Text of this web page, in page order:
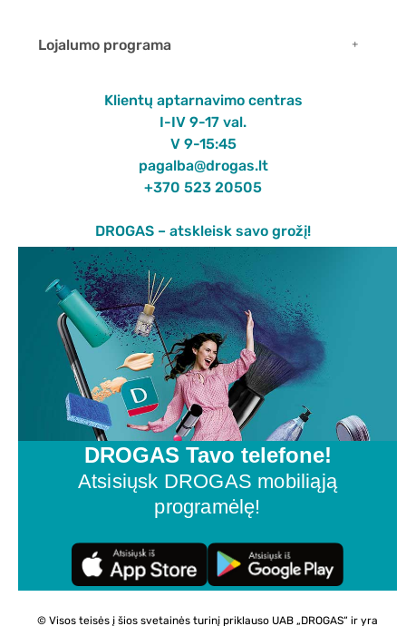
Lojalumo programa
Klientų aptarnavimo centras
I-IV 9-17 val.
V 9-15:45
pagalba@drogas.lt
+370 523 20505
DROGAS – atskleisk savo grožį!
DROGAS Tavo telefone!
Atsisiųsk DROGAS mobiliąją
programėlę!
© Visos teisės į šios svetainės turinį priklauso UAB „DROGAS“ ir yra